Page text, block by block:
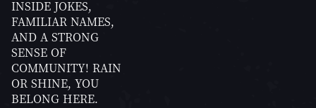
INSIDE JOKES,
FAMILIAR NAMES,
AND A STRONG
SENSE OF
COMMUNITY! RAIN
OR SHINE, YOU
BELONG HERE.